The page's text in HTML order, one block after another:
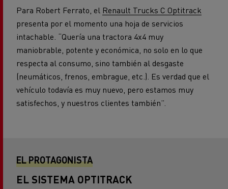
Para Robert Ferrato, el Renault Trucks C Optitrack
presenta por el momento una hoja de servicios
intachable. “Quería una tractora 4x4 muy
maniobrable, potente y económica, no solo en lo que
respecta al consumo, sino también al desgaste
(neumáticos, frenos, embrague, etc.). Es verdad que el
vehículo todavía es muy nuevo, pero estamos muy
satisfechos, y nuestros clientes también”.
EL PROTAGONISTA
EL SISTEMA OPTITRACK